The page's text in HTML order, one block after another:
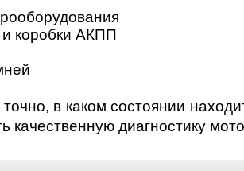
коробки АКПП
в каком состоянии
качественную диагностику